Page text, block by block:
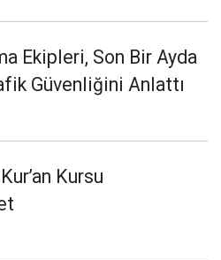
Ekipleri, Son Bir Ayda
Güvenliğini Anlattı
Kursu